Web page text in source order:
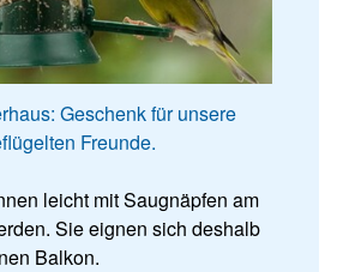
Geschenk für unsere
Freunde.
leicht mit Saugnäpfen am
Sie eignen sich deshalb
Balkon.